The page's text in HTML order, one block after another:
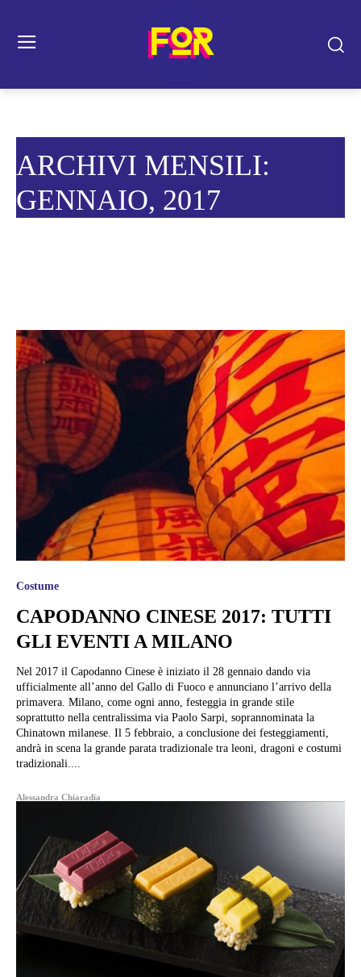
ARCHIVI MENSILI:
GENNAIO, 2017
Costume
CAPODANNO CINESE 2017: TUTTI
GLI EVENTI A MILANO
Nel 2017 il Capodanno Cinese è iniziato il 28 gennaio dando via
ufficialmente all’anno del Gallo di Fuoco e annunciano l’arrivo della
primavera. Milano, come ogni anno, festeggia in grande stile
soprattutto nella centralissima via Paolo Sarpi, soprannominata la
Chinatown milanese. Il 5 febbraio, a conclusione dei festeggiamenti,
andrà in scena la grande parata tradizionale tra leoni, dragoni e costumi
tradizionali....
Alessandra Chiaradia